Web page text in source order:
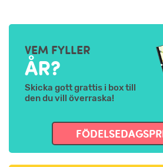
VEM FYLLER
ÅR?
Skicka gott grattis i box till
den du vill överraska!